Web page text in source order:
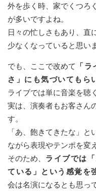
外を歩く時、家でくつろ
が多いですよね。
日々の忙しさもあり、直
少なくなっていると思い
でも、ここで改めて
「
さ」にも気づいてもら
ライブでは単に音楽を聴
実は、演奏者もお客さん
す。
「あ、飽きてきたな」
ながら表現やテンポを変
そのため、 ライブでは
ている」という感覚を
会は名演になるとも思っ